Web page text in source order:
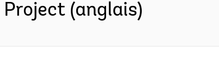
Project (anglais)